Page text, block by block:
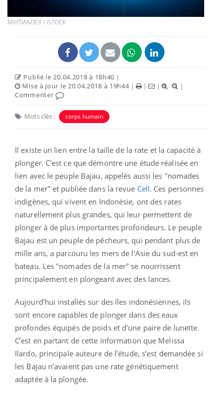
MIHTIANDER / ISTOCK
Publié le 20.04.2018 à 18h40 |
Mise à jour le 20.04.2018 à 19h44| | |
|
Commenter
Mots clés : corps humain
Il existe un lien entre la taille de la rate et la capacité à
plonger. C'est ce que démontre une étude réalisée en
lien avec le peuple Bajau, appelés aussi les "nomades
de la mer" et publiée dans la revue Cell. Ces personnes
indigènes, qui vivent en Indonésie, ont des rates
naturellement plus grandes, qui leur permettent de
plonger à de plus importantes profondeurs. Le peuple
Bajau est un peuple de pêcheurs, qui pendant plus de
mille ans, a parcouru les mers de l’Asie du sud-est en
bateau. Les "nomades de la mer" se nourrissent
principalement en plongeant avec des lances.
Aujourd’hui installés sur des îles indonésiennes, ils
sont encore capables de plonger dans des eaux
profondes équipés de poids et d'une paire de lunette.
C’est en partant de cette information que Melissa
Ilardo, principale auteure de l’étude, s’est demandée si
les Bajau n’avaient pas une rate génétiquement
adaptée à la plongée.